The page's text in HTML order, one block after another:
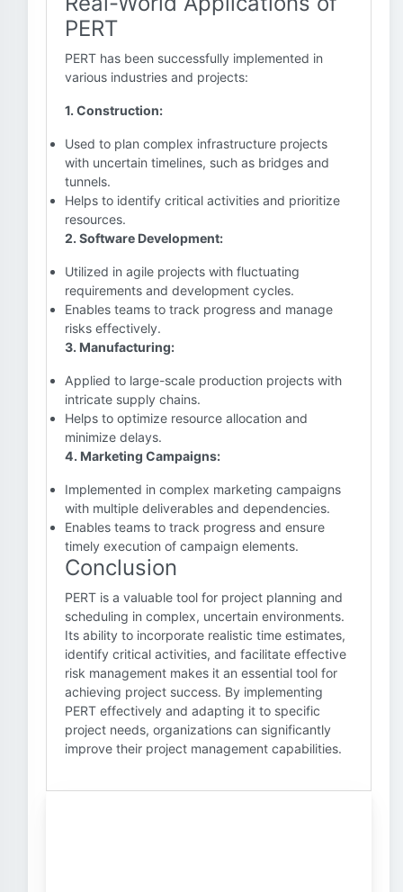
PERT
PERT has been successfully implemented in
various industries and projects:
1. Construction:
Used to plan complex infrastructure projects
with uncertain timelines, such as bridges and
tunnels.
Helps to identify critical activities and prioritize
resources.
2. Software Development:
Utilized in agile projects with fluctuating
requirements and development cycles.
Enables teams to track progress and manage
risks effectively.
3. Manufacturing:
Applied to large-scale production projects with
intricate supply chains.
Helps to optimize resource allocation and
minimize delays.
4. Marketing Campaigns:
Implemented in complex marketing campaigns
with multiple deliverables and dependencies.
Enables teams to track progress and ensure
timely execution of campaign elements.
Conclusion
PERT is a valuable tool for project planning and
scheduling in complex, uncertain environments.
Its ability to incorporate realistic time estimates,
identify critical activities, and facilitate effective
risk management makes it an essential tool for
achieving project success. By implementing
PERT effectively and adapting it to specific
project needs, organizations can significantly
improve their project management capabilities.